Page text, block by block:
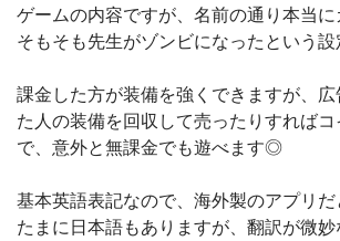
ゲームの内容ですが、名前の通り本当
そもそも先生がゾンビになったという
課金した方が装備を強くできますが、
た人の装備を回収して売ったりすれば
で、意外と無課金でも遊べます◎
基本英語表記なので、海外製のアプリだ
たまに日本語もありますが、翻訳が微